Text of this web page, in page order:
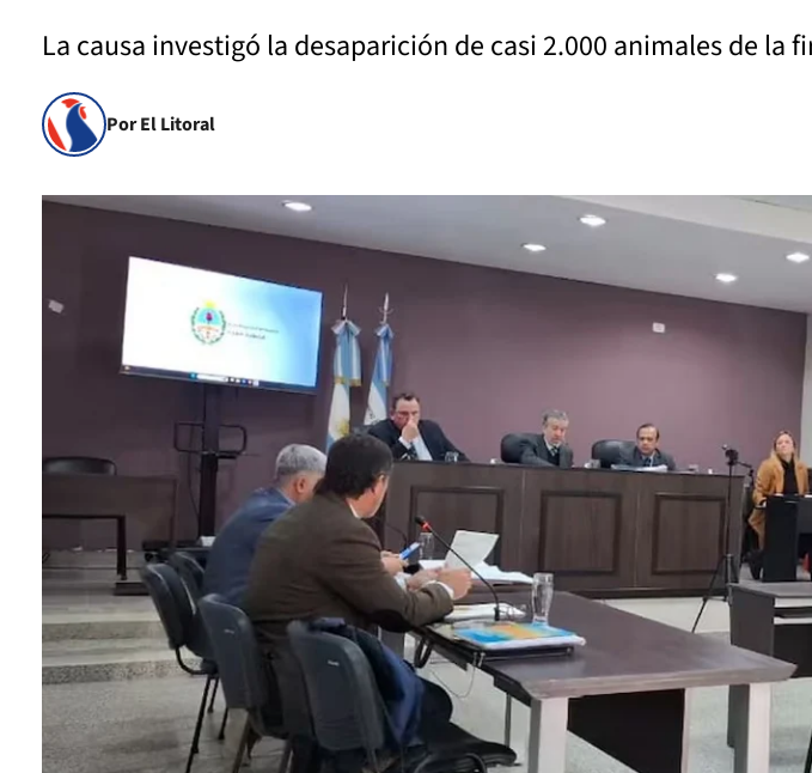
La causa investigó la desaparición de casi 2.000 animales de la
Por El Litoral